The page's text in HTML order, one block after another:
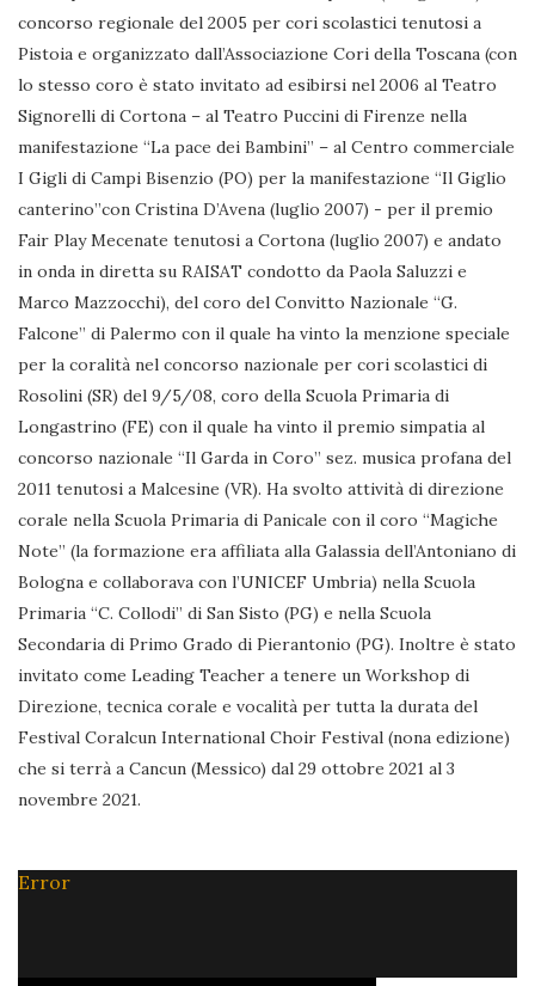
concorso regionale del 2005 per cori scolastici tenutosi a
Pistoia e organizzato dall’Associazione Cori della Toscana (con
lo stesso coro è stato invitato ad esibirsi nel 2006 al Teatro
Signorelli di Cortona – al Teatro Puccini di Firenze nella
manifestazione “La pace dei Bambini” – al Centro commerciale
I Gigli di Campi Bisenzio (PO) per la manifestazione “Il Giglio
canterino”con Cristina D’Avena (luglio 2007) - per il premio
Fair Play Mecenate tenutosi a Cortona (luglio 2007) e andato
in onda in diretta su RAISAT condotto da Paola Saluzzi e
Marco Mazzocchi), del coro del Convitto Nazionale “G.
Falcone” di Palermo con il quale ha vinto la menzione speciale
per la coralità nel concorso nazionale per cori scolastici di
Rosolini (SR) del 9/5/08, coro della Scuola Primaria di
Longastrino (FE) con il quale ha vinto il premio simpatia al
concorso nazionale “Il Garda in Coro” sez. musica profana del
2011 tenutosi a Malcesine (VR). Ha svolto attività di direzione
corale nella Scuola Primaria di Panicale con il coro “Magiche
Note” (la formazione era affiliata alla Galassia dell’Antoniano di
Bologna e collaborava con l’UNICEF Umbria) nella Scuola
Primaria “C. Collodi” di San Sisto (PG) e nella Scuola
Secondaria di Primo Grado di Pierantonio (PG). Inoltre è stato
invitato come Leading Teacher a tenere un Workshop di
Direzione, tecnica corale e vocalità per tutta la durata del
Festival Coralcun International Choir Festival (nona edizione)
che si terrà a Cancun (Messico) dal 29 ottobre 2021 al 3
novembre 2021.
Error